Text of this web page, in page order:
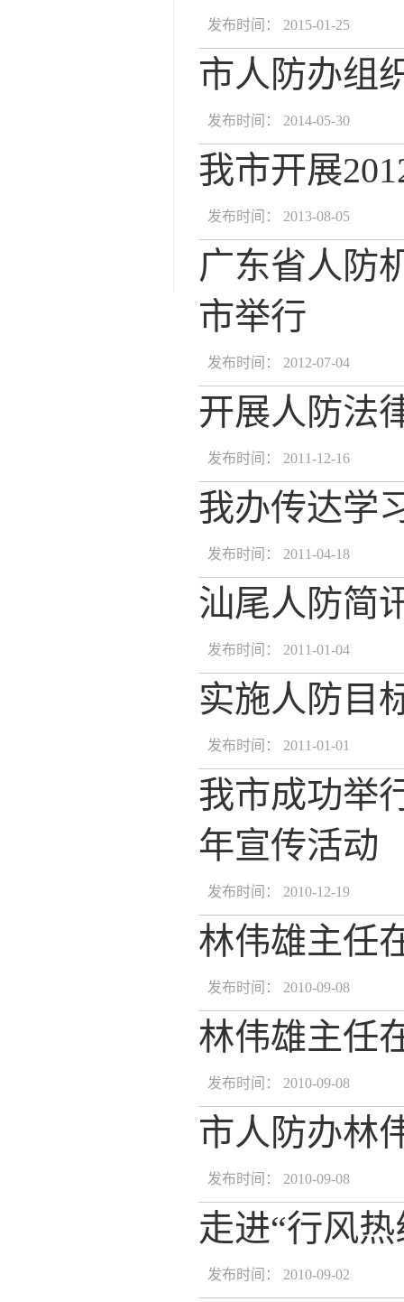
发布时间： 2015-01-25
市人防办组
发布时间： 2014-05-30
我市开展
发布时间： 2013-08-05
广东省人防
市举行
发布时间： 2012-07-04
开展人防法
发布时间： 2011-12-16
我办传达学
发布时间： 2011-04-18
汕尾人防简
发布时间： 2011-01-04
实施人防目
发布时间： 2011-01-01
我市成功举
年宣传活动
发布时间： 2010-12-19
林伟雄主任
发布时间： 2010-09-08
林伟雄主任
发布时间： 2010-09-08
市人防办林
发布时间： 2010-09-08
走进“行风
发布时间： 2010-09-02